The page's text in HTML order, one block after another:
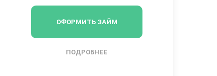
ОФОРМИТЬ ЗАЙМ
ПОДРОБНЕЕ